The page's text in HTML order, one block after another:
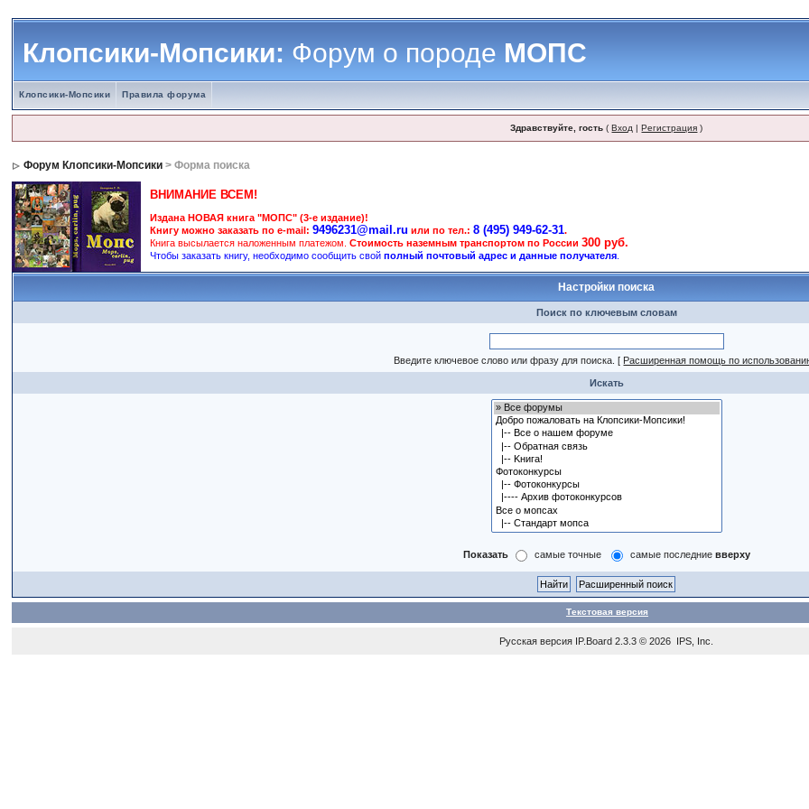
Клопсики-Мопсики:Форум о породеМОПС
Клопсики-Мопсики Правила форума
Здравствуйте, гость (Вход |Регистрация )
Форум Клопсики-Мопсики > Форма поиска
ВНИМАНИЕ ВСЕМ!
Издана НОВАЯ книга "МОПС" (3-е издание)!
Книгу можно заказать по e-mail:9496231@mail.ru или по тел.:8 (495) 949-62-31.
Книга высылается наложенным платежом.Стоимость наземным транспортом по России300 руб.
Чтобы заказать книгу, необходимо сообщить свойполный почтовый адрес и данные получателя
Настройки поиска
Поиск по ключевым словам
Введите ключевое слово или фразу для поиска. [ Расширенная помощь по
Искать
Показать самые точные самые последние вверху
Текстовая версия
Русская версия IP.Board 2.3.3 © 2026 IPS, Inc